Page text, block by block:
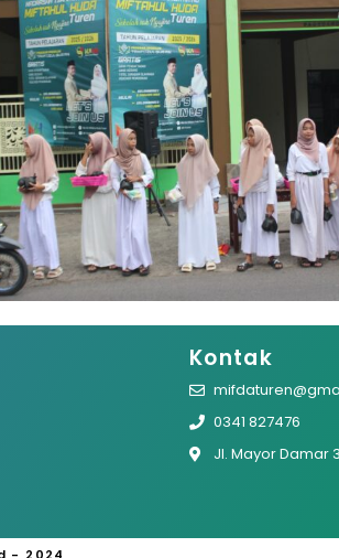
Kontak
0341 827476
Jl. Mayor Damar